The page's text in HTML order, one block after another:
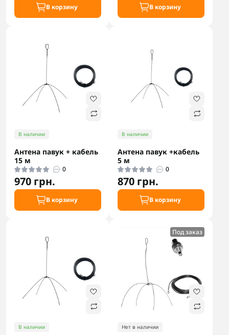
В корзину В корзину
В наличии
Антена павук + кабель
15 м
0
970 грн.
В корзину
В наличии
Антена павук +кабель
5 м
0
870 грн.
В корзину
В наличии
Под заказ
Нет в наличии